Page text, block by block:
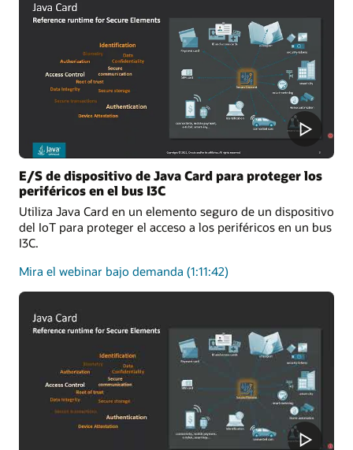
una
solución
integral
para
desarrolladores
de
applets
E/S de dispositivo de Java Card para proteger los
periféricos en el bus I3C
Utiliza Java Card en un elemento seguro de un dispositivo
del IoT para proteger el acceso a los periféricos en un bus
I3C.
Mira el webinar bajo demanda sobre
Java
Card
(1:11:42)